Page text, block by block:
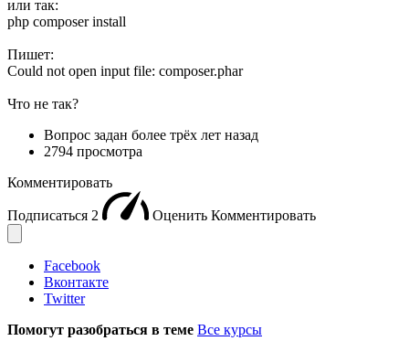
или так:
php composer install
Пишет:
Could not open input file: composer.phar
Что не так?
Вопрос задан более трёх лет назад
2794 просмотра
Комментировать
Подписаться 2 Оценить Комментировать
Facebook
Вконтакте
Twitter
Помогут разобраться в теме Все курсы